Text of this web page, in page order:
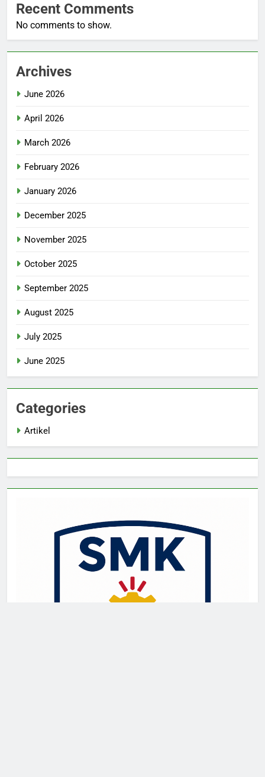
Recent Comments
No comments to show.
Archives
June 2026
April 2026
March 2026
February 2026
January 2026
December 2025
November 2025
October 2025
September 2025
August 2025
July 2025
June 2025
Categories
Artikel